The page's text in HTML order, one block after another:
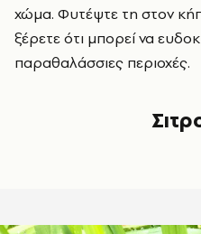
χώμα. Φυτέψτε τη στον
ξέρετε ότι μπορεί να
παραθαλάσσιες περιοχές.